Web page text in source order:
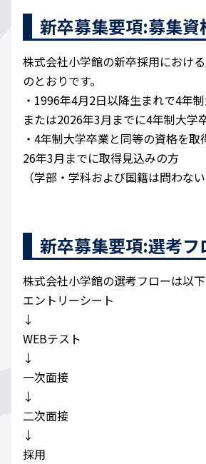
新卒募集要項:募集資
株式会社小学館の新卒採用におけ
のとおりです。
・1996年4月2日以降生まれで4年制
または2026年3月までに4年制大学
・4年制大学卒業と同等の資格を
26年3月までに取得見込みの方
（学部・学科および国籍は問わない
新卒募集要項:選考フ
株式会社小学館の選考フローは以下
エントリーシート
↓
WEBテスト
↓
一次面接
↓
二次面接
↓
採用